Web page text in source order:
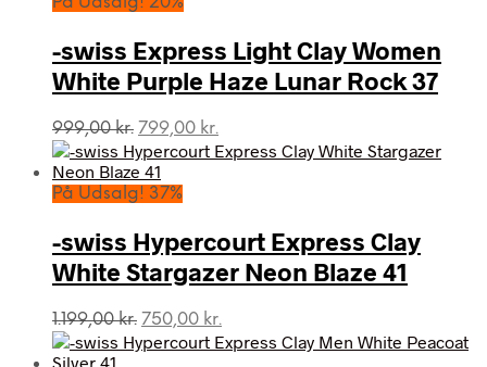
-swiss Express Light Clay Women
White Purple Haze Lunar Rock 37
999,00kr. Den
oprindelige
pris
var:
799,00 kr.
aktuelle
På Udsalg! 37%
-swiss Hypercourt Express Clay
White Stargazer Neon Blaze 41
1.199,00kr. Den
oprindelige
750,00 kr.
aktuelle